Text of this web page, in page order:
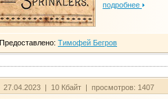
подробнее
Предоставлено: Тимофей Бегров
27.04.2023 | 10 Кбайт | просмотров: 1407